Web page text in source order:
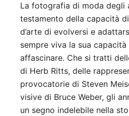
La fotografia di moda degli
testamento della capacità
d’arte di evolversi e
sempre viva la sua
affascinare. Che si tratti
di Herb Ritts, delle
provocatorie di Steven
visive di Bruce Weber, gli
un segno indelebile nella